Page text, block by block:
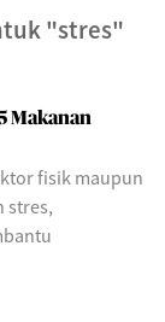
"stres"
Makanan
fisik maupun
stres,